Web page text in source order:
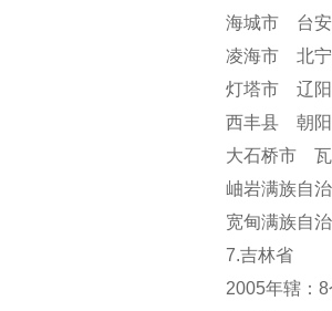
海城市 台
凌海市 北
灯塔市 辽
西丰县 朝
大石桥市
岫岩满族自
宽甸满族自
7.吉林省
2005年辖：